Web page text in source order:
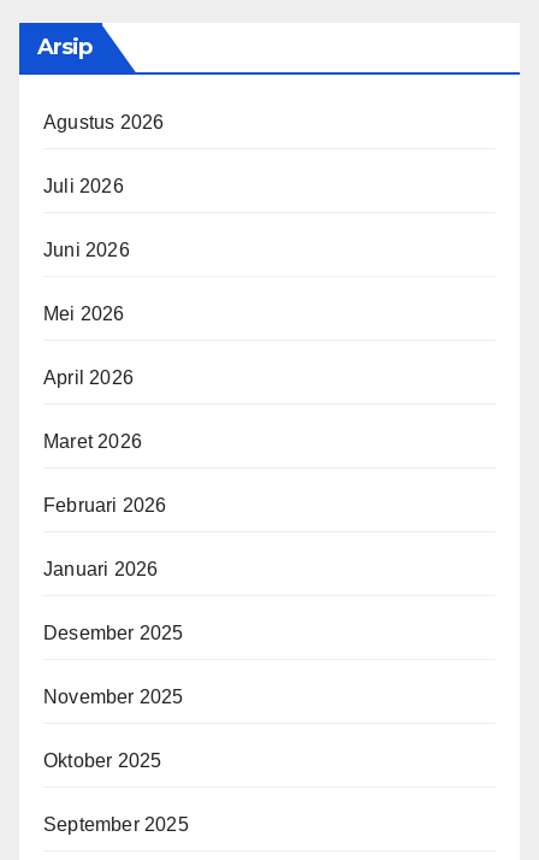
Arsip
Agustus 2026
Juli 2026
Juni 2026
Mei 2026
April 2026
Maret 2026
Februari 2026
Januari 2026
Desember 2025
November 2025
Oktober 2025
September 2025